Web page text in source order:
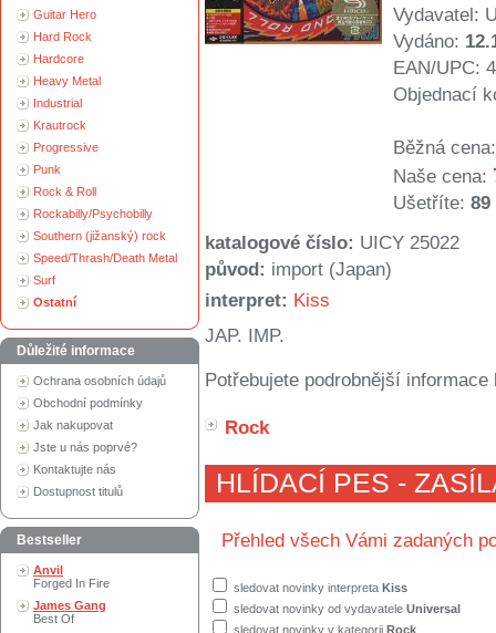
Guitar Hero
Hard Rock
Hardcore
Heavy Metal
Industrial
Krautrock
Progressive
Punk
Rock & Roll
Rockabilly/Psychobilly
Southern (jižanský) rock
Speed/Thrash/Death Metal
Surf
Ostatní
Důležité informace
Ochrana osobních údajů
Obchodní podmínky
Jak nakupovat
Jste u nás poprvé?
Kontaktujte nás
Dostupnost titulů
Bestseller
Anvil
Forged In Fire
James Gang
Best Of
Vydavatel:
Vydáno:
EAN/UPC:
Objednací
Běžná cena:
Naše cena:
Ušetříte: 89
katalogové číslo: UICY 25022
původ: import (Japan)
interpret: Kiss
JAP. IMP.
Potřebujete podrobnější
Rock
HLÍDACÍ PES -
Přehled všech Vámi zadaných
sledovat novinky interpreta Kiss
sledovat novinky od vydavatele Universal
sledovat novinky v kategorii Rock